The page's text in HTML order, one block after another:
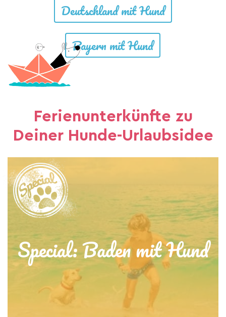
Deutschland mit Hund
Bayern mit Hund
Ferienunterkünfte zu
Deiner Hunde-Urlaubsidee
Special: Baden mit Hund